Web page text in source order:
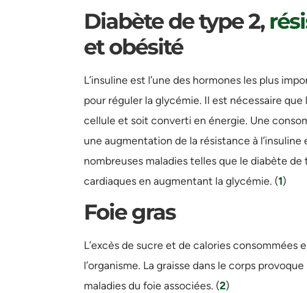
Diabète de type 2,
et obésité
L’insuline est l’une des hormones les plus
pour réguler la glycémie. Il est nécessaire
cellule et soit converti en énergie. Une
une augmentation de la résistance à
nombreuses maladies telles que le diabète de
cardiaques en augmentant la glycémie. (1)
Foie gras
L’excès de sucre et de calories consommées
l’organisme. La graisse dans le corps
maladies du foie associées. (2)